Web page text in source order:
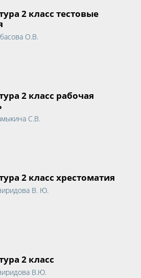
2 класс тестовые
О.В.
2 класс рабочая
С.В.
2 класс хрестоматия
В. Ю.
2 класс
В.Ю.